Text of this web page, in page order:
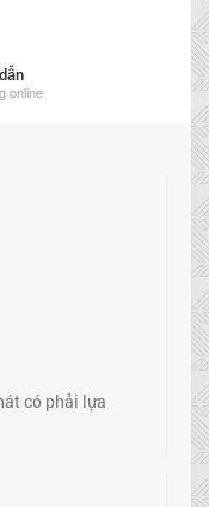
online
có phải lựa